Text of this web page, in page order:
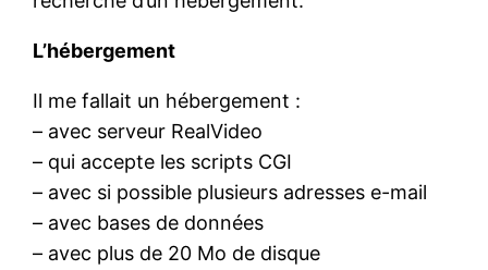
L’hébergement
Il me fallait un hébergement :
– avec serveur RealVideo
– qui accepte les scripts CGI
– avec si possible plusieurs adresses e-mail
– avec bases de données
– avec plus de 20 Mo de disque